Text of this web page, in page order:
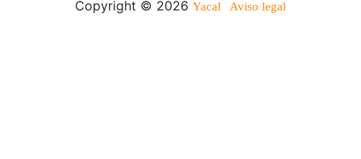
Copyright © 2026 Yacal Aviso legal